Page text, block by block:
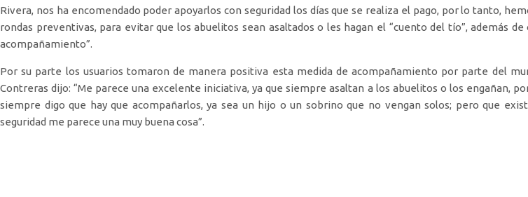
Rivera, nos ha encomendado poder apoyarlos con seguridad los días que se realiza el pago, por lo tanto,
rondas preventivas, para evitar que los abuelitos sean asaltados o les hagan el “cuento del tío”, además
acompañamiento”.
Por su parte los usuarios tomaron de manera positiva esta medida de acompañamiento por parte del
Contreras dijo: “Me parece una excelente iniciativa, ya que siempre asaltan a los abuelitos o los engañan,
siempre digo que hay que acompañarlos, ya sea un hijo o un sobrino que no vengan solos; pero que
seguridad me parece una muy buena cosa”.